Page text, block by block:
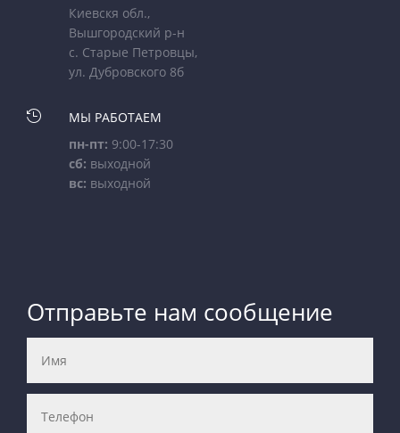
Киевскя обл.,
Вышгородский р-н
с. Старые Петровцы,
ул. Дубровского 8б

МЫ РАБОТАЕМ
пн-пт: 9:00-17:30
сб: выходной
вс: выходной
Отправьте нам сообщение